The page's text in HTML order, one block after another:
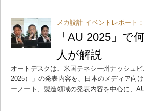
メカ設計 イベントレポート：
「AU 2025」
人が解説
オートデスクは、米国テネシー州ナッシュ
2025）」の発表内容を、日本のメディア向
ーノート、製造領域の発表内容を中心に、